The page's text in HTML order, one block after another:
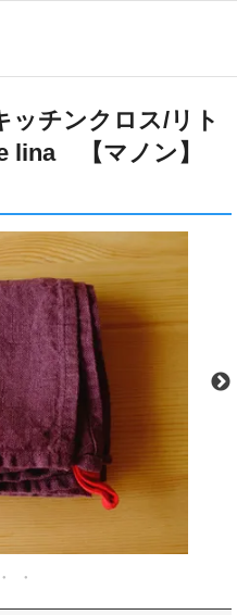
ッチンクロス/リト
lina 【マノン】